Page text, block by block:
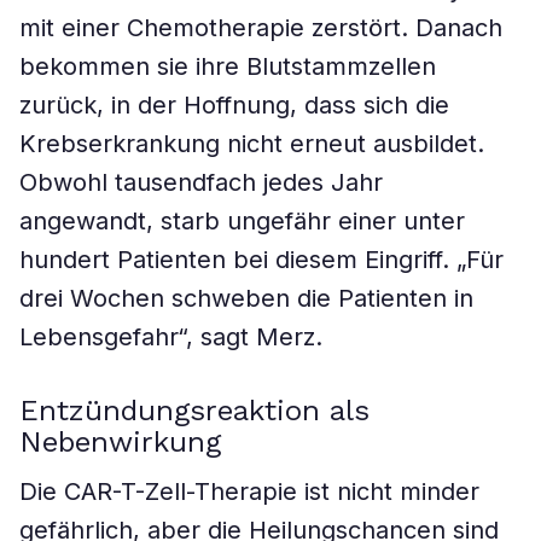
mit einer Chemotherapie zerstört. Danach
bekommen sie ihre Blutstammzellen
zurück, in der Hoffnung, dass sich die
Krebserkrankung nicht erneut ausbildet.
Obwohl tausendfach jedes Jahr
angewandt, starb ungefähr einer unter
hundert Patienten bei diesem Eingriff. „Für
drei Wochen schweben die Patienten in
Lebensgefahr“, sagt Merz.
Entzündungsreaktion als
Nebenwirkung
Die CAR-T-Zell-Therapie ist nicht minder
gefährlich, aber die Heilungschancen sind